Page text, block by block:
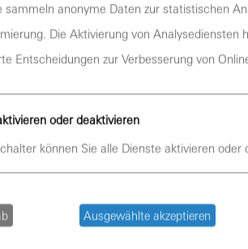
(AVV) zur Nutzung des oben
Vertrag, der gewährleistet,
und unter Einhaltung der
personenbezogenen Daten, die auf
Hierbei kann es sich v. a. um IP-
Namen, Websitezugriffe und
sammeln anonyme Daten zur statistischen
Die Aktivierung von Analysediensten
Entscheidungen zur Verbesserung von
oder deaktivieren
können Sie alle Dienste aktivieren oder
Ausgewählte akzeptieren